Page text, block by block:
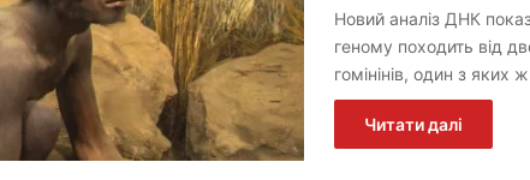
Новий аналіз ДНК
геному походить від
гомінінів, один з яких
Читати далі